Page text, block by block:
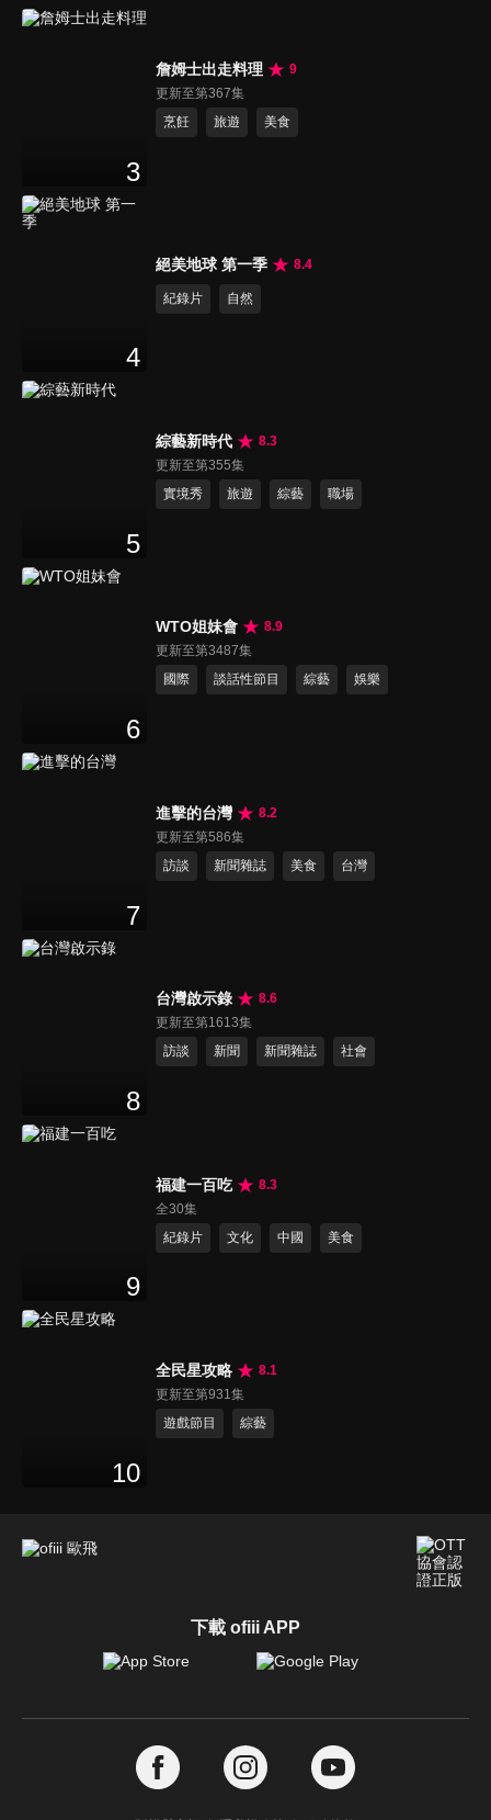
3
詹姆士出走料理
9
更新至第367集
烹飪
旅遊 美食
4
絕美地球 第一季 8.4
紀錄片 自然
5
綜藝新時代
8.3
更新至第355集
實境秀
旅遊 綜藝 職場
6
WTO姐妹會
8.9
更新至第3487集
國際
談話性節目 綜藝 娛樂
7
進擊的台灣
8.2
更新至第586集
訪談
新聞雜誌 美食 台灣
8
台灣啟示錄
8.6
更新至第1613集
訪談
新聞 新聞雜誌 社會
9
福建一百吃
8.3
全30集
紀錄片
文化 中國 美食
10
全民星攻略
8.1
更新至第931集
遊戲節目
綜藝
下載 ofiii APP